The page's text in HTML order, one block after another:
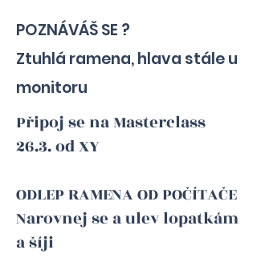
POZNÁVÁŠ SE ?
Ztuhlá ramena, hlava stále u
monitoru
Připoj se na Masterclass
26.3. od XY
ODLEP RAMENA OD POČÍTAČE
Narovnej se a ulev lopatkám
a šíji